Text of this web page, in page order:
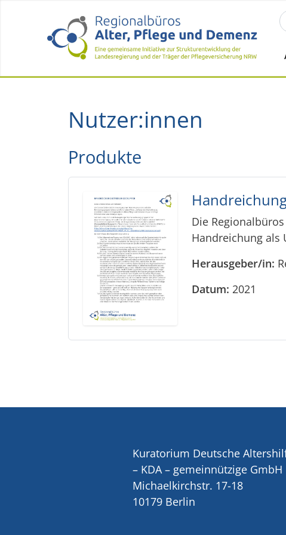
Nutzer:innen
Produkte
Die
Handreichung als
Herausgeber/in:
Datum: 2021
Kuratorium Deutsche
– KDA – gemeinnützige GmbH
Michaelkirchstr. 17-18
10179 Berlin